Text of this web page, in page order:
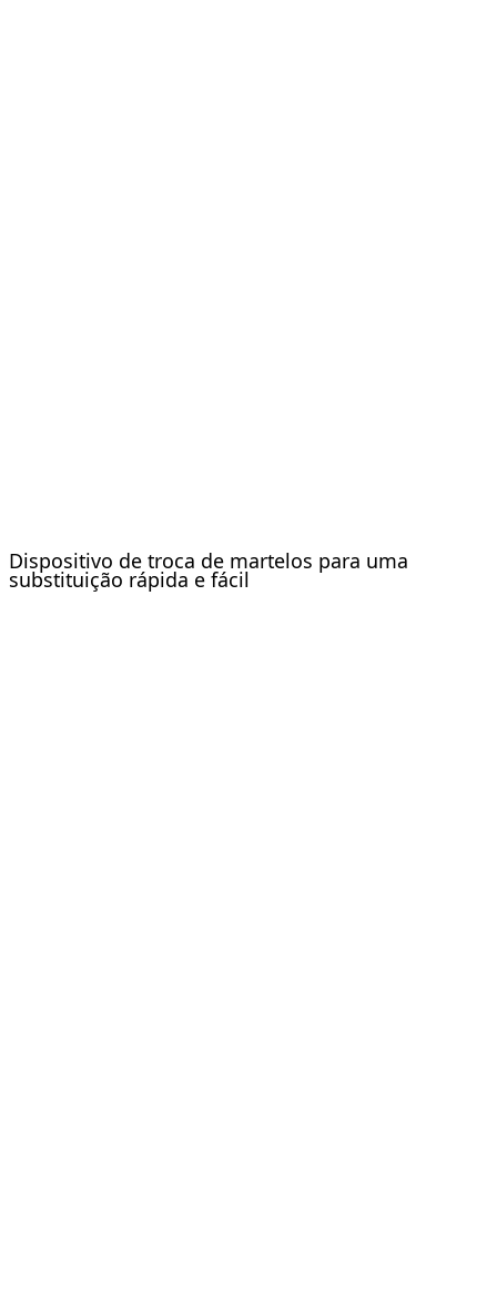
Dispositivo de troca de martelos para uma
substituição rápida e fácil